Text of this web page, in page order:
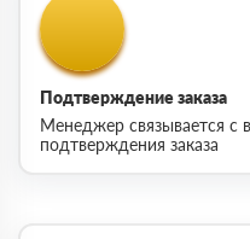
Подтверждение заказа
Менеджер связывается с
подтверждения заказа